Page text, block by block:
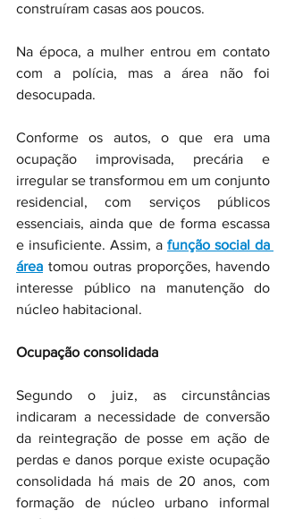
construíram casas aos poucos.
Na época, a mulher entrou em contato
com a polícia, mas a área não foi
desocupada.
Conforme os autos, o que era uma
ocupação improvisada, precária e
irregular se transformou em um conjunto
residencial, com serviços públicos
essenciais, ainda que de forma escassa
e insuficiente. Assim, a função social da
área tomou outras proporções, havendo
interesse público na manutenção do
núcleo habitacional.
Ocupação consolidada
Segundo o juiz, as circunstâncias
indicaram a necessidade de conversão
da reintegração de posse em ação de
perdas e danos porque existe ocupação
consolidada há mais de 20 anos, com
formação de núcleo urbano informal